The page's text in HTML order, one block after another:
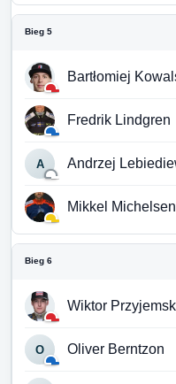
Bieg 5
Bartłomiej
Fredrik Lindgren
A Andrzej
Mikkel Michelsen
Bieg 6
Wiktor
O Oliver Berntzon